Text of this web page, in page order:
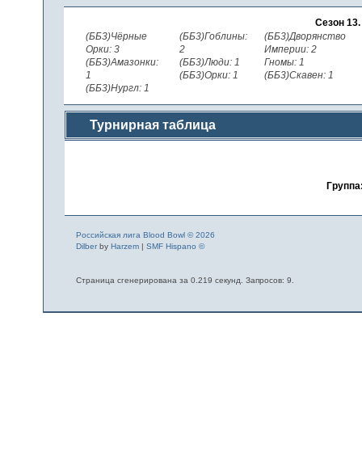
Сезон 13.
(ББ3)Чёрные
Орки: 3
(ББ3)Амазонки:
1
(ББ3)Нургл: 1
(ББ3)Гоблины:
2
(ББ3)Люди: 1
(ББ3)Орки: 1
(ББ3)Дворянство
Империи: 2
Гномы: 1
(ББ3)Скавен: 1
Турнирная таблица
Российская лига Blood Bowl © 2026
Dilberby Harzem| SMF Hispano ©
Страница сгенерирована за 0.219 секунд. Запросов: 9.